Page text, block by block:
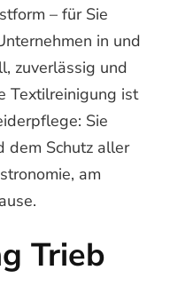
– für Sie
in und
zuverlässig und
Textilreinigung ist
Sie
dem Schutz aller
am
Trieb